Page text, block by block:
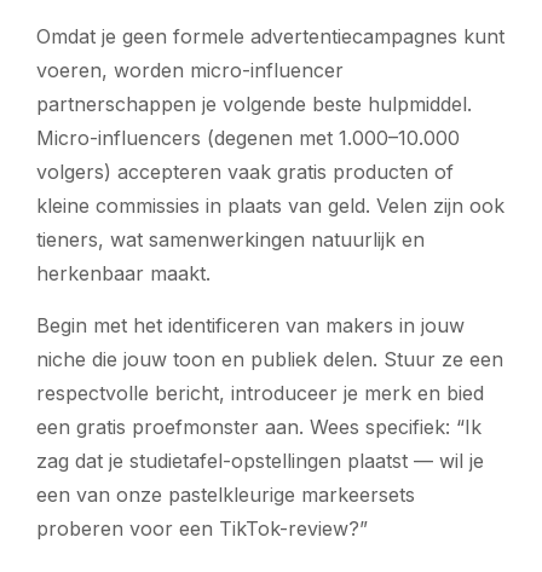
Omdat je geen formele advertentiecampagnes kunt
voeren, worden micro-influencer
partnerschappen je volgende beste hulpmiddel.
Micro-influencers (degenen met 1.000–10.000
volgers) accepteren vaak gratis producten of
kleine commissies in plaats van geld. Velen zijn ook
tieners, wat samenwerkingen natuurlijk en
herkenbaar maakt.
Begin met het identificeren van makers in jouw
niche die jouw toon en publiek delen. Stuur ze een
respectvolle bericht, introduceer je merk en bied
een gratis proefmonster aan. Wees specifiek: “Ik
zag dat je studietafel-opstellingen plaatst — wil je
een van onze pastelkleurige markeersets
proberen voor een TikTok-review?”